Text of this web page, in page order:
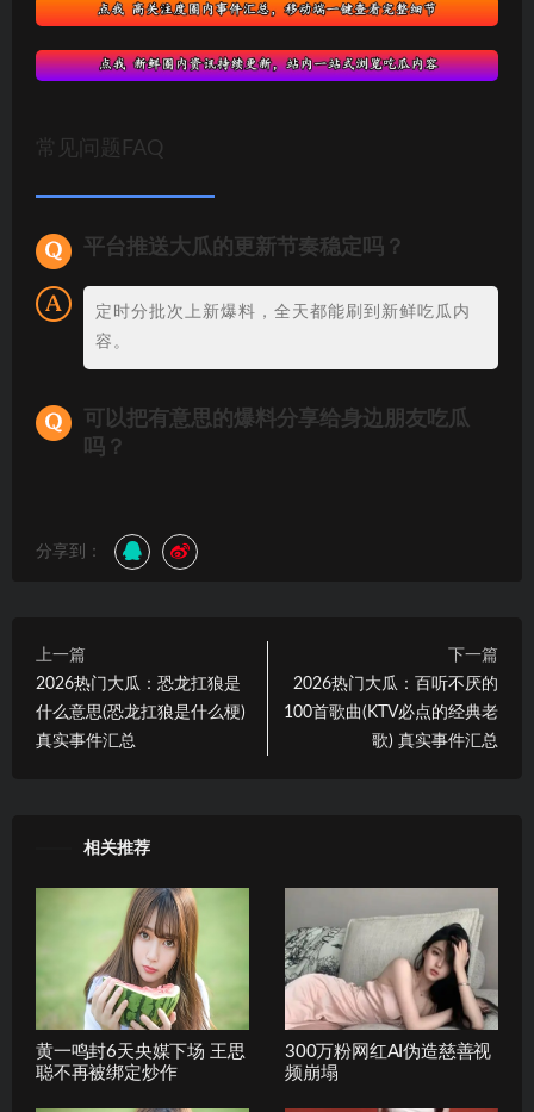
常见问题FAQ
平台推送大瓜的更新节奏稳定吗？
定时分批次上新爆料，全天都能刷到新鲜吃瓜内
容。
可以把有意思的爆料分享给身边朋友吃瓜
吗？
分享到：
上一篇
2026热门大瓜：恐龙扛狼是
什么意思(恐龙扛狼是什么梗)
真实事件汇总
下一篇
2026热门大瓜：百听不厌的
100首歌曲(KTV必点的经典老
歌) 真实事件汇总
相关推荐
黄一鸣封6天央媒下场 王思
聪不再被绑定炒作
300万粉网红AI伪造慈善视
频崩塌